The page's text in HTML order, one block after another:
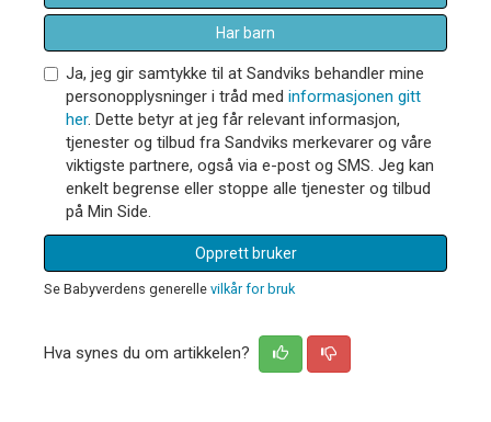
Har barn
Ja, jeg gir samtykke til at Sandviks behandler mine
personopplysninger i tråd med informasjonen gitt
her. Dette betyr at jeg får relevant informasjon,
tjenester og tilbud fra Sandviks merkevarer og våre
viktigste partnere, også via e-post og SMS. Jeg kan
enkelt begrense eller stoppe alle tjenester og tilbud
på Min Side.
Opprett bruker
Se Babyverdens generelle vilkår for bruk
Hva synes du om artikkelen?